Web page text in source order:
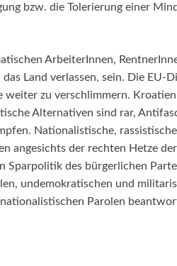
bzw. die Tolerierung einer
ArbeiterInnen,
Land verlassen, sein. Die EU-
weiter zu verschlimmern.
Alternativen sind rar,
Nationalistische,
angesichts der rechten Hetze
Sparpolitik des bürgerlichen
undemokratischen und
Parolen